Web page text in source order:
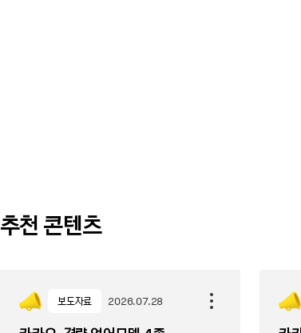
추천 콘텐츠
보도자료 2026.07.28